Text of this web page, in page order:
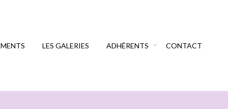
LES GALERIES ADHÉRENTS CONTACT